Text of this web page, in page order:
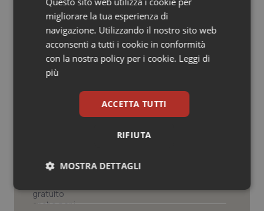
Salute orale & impianti
Sangue & coagulazione
Tiroide
Tumore al seno
Tumori del Polmone & Testa Collo
Tumori gastrointestinali
Regioni e Asl
Cresce la ricerca in Emilia-Romagna:
nel 2025 condotti 1.530 studi, il
Vaccini Hpv. Farmacisti di Perugia:
“Bene investire in prevenzione,
farmacia”
Hpv. In Umbria vaccino gratuito anche
per i ragazzi nati nel 2005
migliorare la tua esperienza di
navigazione. Utilizzando il nostro sito web
acconsenti a tutti i cookie in conformità
con la nostra policy per i cookie. Leggi di
più
ACCETTA TUTTI
RIFIUTA
MOSTRA DETTAGLI
Necessari Statistici Marketing